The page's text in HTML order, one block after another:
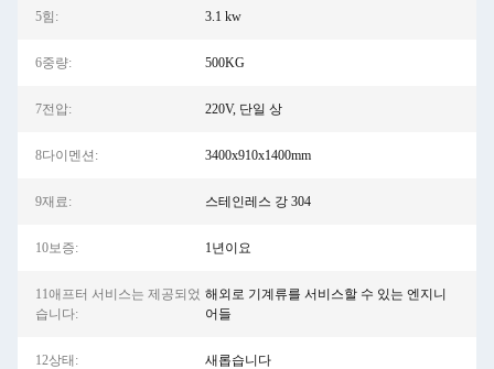
5힘: 3.1 kw
6중량: 500KG
7전압: 220V, 단일 상
8다이멘션: 3400x910x1400mm
9재료: 스테인레스 강 304
10보증: 1년이요
11애프터 서비스는 제공되었
습니다:
해외로 기계류를 서비스할 수 있는 엔지니
어들
12상태: 새롭습니다